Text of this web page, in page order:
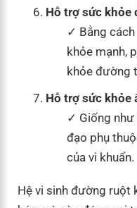
Hỗ trợ sức
Bằng
khỏe mạnh,
khỏe đường
Hỗ trợ sức khỏe
Giống
đạo phụ
của vi khuẩn.
Hệ vi sinh đường ruột